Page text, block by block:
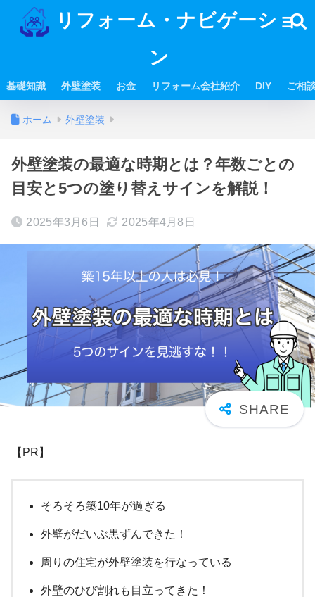
リフォーム・ナビゲーショ
ン
基礎知識 外壁塗装 お金 リフォーム会社紹介 DIY ご相
ホーム 外壁塗装
外壁塗装の最適な時期とは？年数ごとの
目安と5つの塗り替えサインを解説！
2025年3月6日 2025年4月8日
【PR】
そろそろ築10年が過ぎる
外壁がだいぶ黒ずんできた！
周りの住宅が外壁塗装を行なっている
外壁のひび割れも目立ってきた！